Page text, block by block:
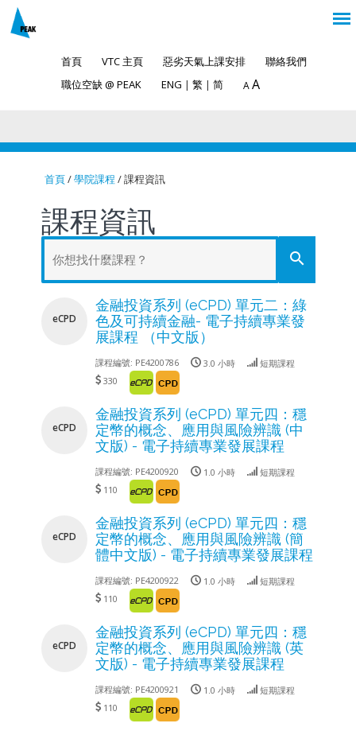
首頁 VTC 主頁 惡劣天氣上課安排
聯絡我們
職位空缺 @ PEAK
ENG | 繁 | 简 A A
You are here
首頁/學院課程 / 課程資訊
課程資訊
search
eCPD
金融投資系列 (eCPD) 單元二：綠
色及可持續金融- 電子持續專業發
展課程 （中文版）
課程編號: PE4200786 3.0 小時
短期課程
330
eCPD
金融投資系列 (eCPD) 單元四：穩
定幣的概念、應用與風險辨識 (中
文版) - 電子持續專業發展課程
課程編號: PE4200920 1.0 小時
短期課程
110
eCPD
金融投資系列 (eCPD) 單元四：穩
定幣的概念、應用與風險辨識 (簡
體中文版) - 電子持續專業發展課程
課程編號: PE4200922 1.0 小時
短期課程
110
eCPD
金融投資系列 (eCPD) 單元四：穩
定幣的概念、應用與風險辨識 (英
文版) - 電子持續專業發展課程
課程編號: PE4200921 1.0 小時
短期課程
110